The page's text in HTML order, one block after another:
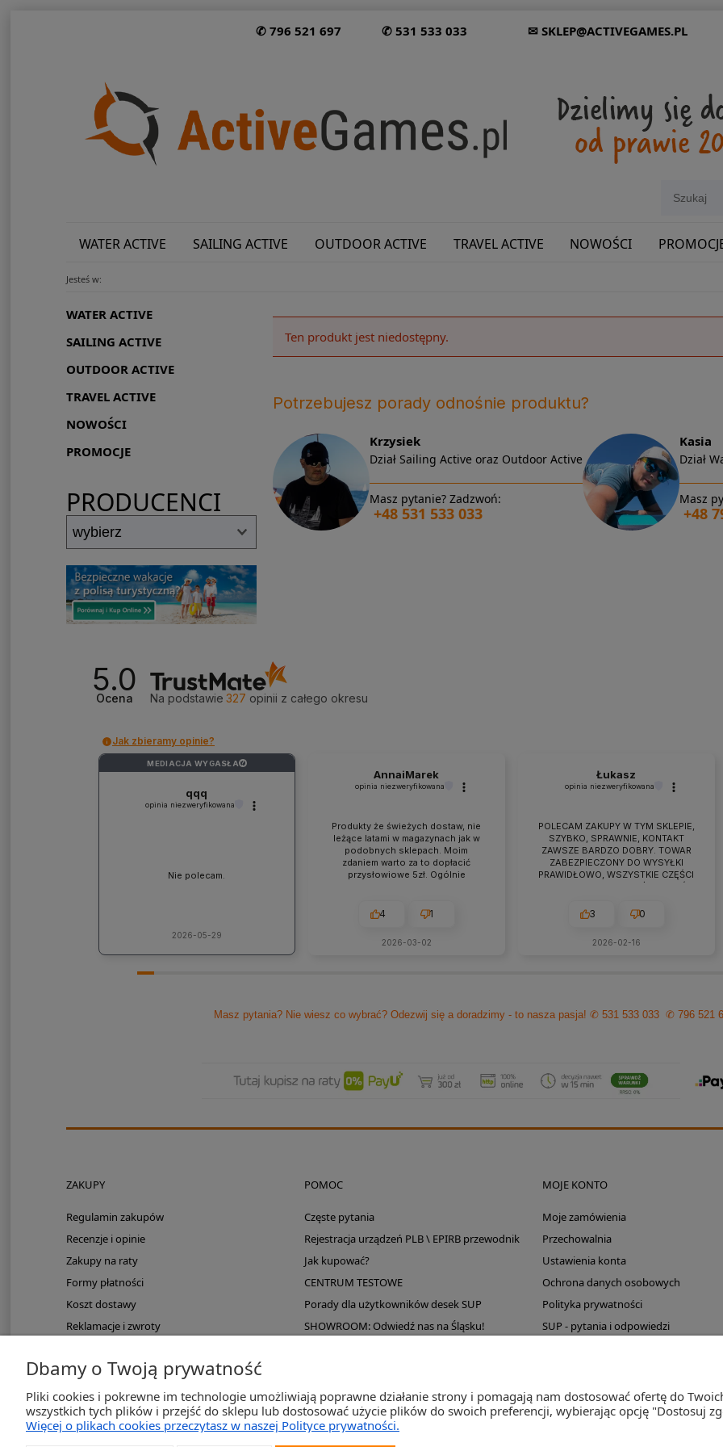
✆ 796 521 697 ✆ 531 533 033 ✉ SKLEP@ACTIVEGAMES.PL
WATER ACTIVE SAILING ACTIVE OUTDOOR ACTIVE TRAVEL ACTIVE NOWOŚCI
Jesteś w:
WATER ACTIVE
SAILING ACTIVE
OUTDOOR ACTIVE
TRAVEL ACTIVE
NOWOŚCI
PROMOCJE
PRODUCENCI
Ten produkt jest niedostępny.
Potrzebujesz porady odnośnie produktu?
Krzysiek
Dział Sailing Active oraz Outdoor Active
Masz pytanie? Zadzwoń:
+48 531 533 033
Kasia
Dział
Masz
+48
5.0
Ocena Na podstawie 327 opinii z całego okresu
Jak zbieramy opinie?
MEDIACJA WYGASŁA ?
qqq
opinia niezweryfikowana
Nie polecam.
2026-05-29
AnnaiMarek
opinia niezweryfikowana
Produkty że świeżych dostaw, nie
leżące latami w magazynach jak w
podobnych sklepach. Moim
zdaniem warto za to dopłacić
przysłowiowe 5zł. Ogólnie
jakieś problemy zawsze można
liczyć na szybką pomoc czy
Polecam z czystym sumieniem!
4 1
2026-03-02
Łukasz
opinia niezweryfikowana
POLECAM ZAKUPY W TYM SKLEPIE,
SZYBKO, SPRAWNIE, KONTAKT
ZAWSZE BARDZO DOBRY. TOWAR
ZABEZPIECZONY DO WYSYŁKI
PRAWIDŁOWO, WSZYSTKIE CZĘŚCI
BYŁY W ZESTAWIE. jEŻELI KTOŚ
WARTO TUTAJ
3 0
2026-02-16
Masz pytania? Nie wiesz co wybrać? Odezwij się a doradzimy - to nasza pasja!✆ 531 533 033 ✆ 796 521
ZAKUPY
Regulamin zakupów
Recenzje i opinie
Zakupy na raty
Formy płatności
Koszt dostawy
Reklamacje i zwroty
PayPo odroczona płatność
POMOC
Częste pytania
Rejestracja urządzeń PLB \ EPIRB przewodnik
Jak kupować?
CENTRUM TESTOWE
Porady dla użytkowników desek SUP
SHOWROOM: Odwiedź nas na Śląsku!
MOJE KONTO
Moje zamówienia
Przechowalnia
Ustawienia konta
Ochrona danych osobowych
Polityka prywatności
SUP - pytania i odpowiedzi
Dbamy o Twoją prywatność
Pliki cookies i pokrewne im technologie umożliwiają poprawne działanie strony i pomagają nam dostosować ofertę do
wszystkich tych plików i przejść do sklepu lub dostosować użycie plików do swoich preferencji, wybierając opcję "Dostosuj
Więcej o plikach cookies przeczytasz w naszej Polityce prywatności.